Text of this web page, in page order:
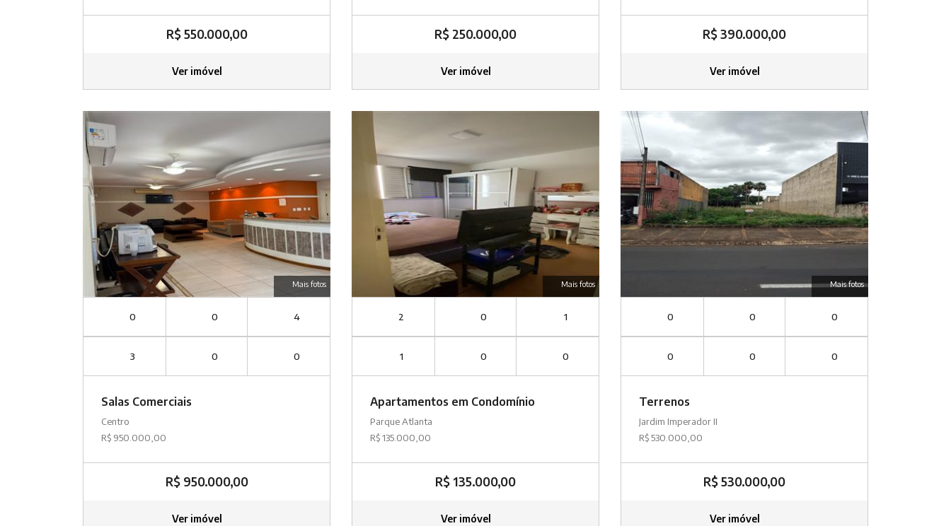
R$ 550.000,00
Ver imóvel
R$ 250.000,00
Ver imóvel
R$ 390.000,00
Ver imóvel
Mais fotos
0 0 4
3 0 0
Salas Comerciais
Centro
R$ 950.000,00
R$ 950.000,00
Ver imóvel
Mais fotos
2 0 1
1 0 0
Apartamentos em Condomínio
Parque Atlanta
R$ 135.000,00
R$ 135.000,00
Ver imóvel
Mais fotos
0 0 0
0 0 0
Terrenos
Jardim Imperador II
R$ 530.000,00
R$ 530.000,00
Ver imóvel